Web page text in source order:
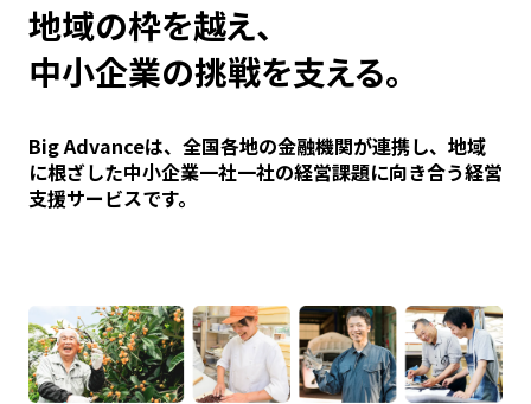
地域の枠を越え、
中小企業の挑戦を支える。
Big Advanceは、全国各地の金融機関が連携し、地域
に根ざした中小企業一社一社の経営課題に向き合う経営
支援サービスです。